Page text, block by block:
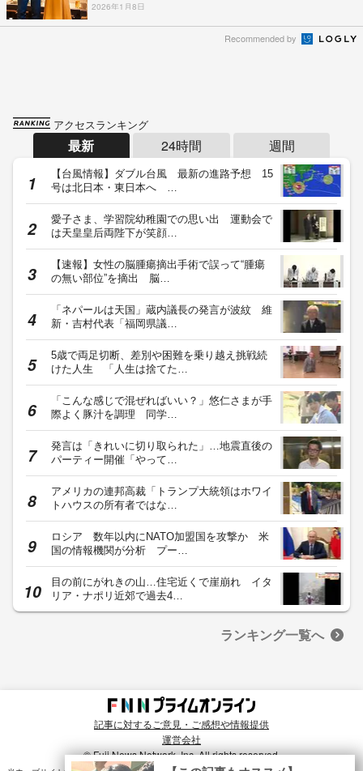
2026年1月8日
Recommended by
アクセスランキング
最新 24時間 週間
【台風情報】ダブル台風 最新の進路予想 15
号は北日本・東日本へ …
愛子さま、学習院幼稚園での思い出 運動会で
は天皇皇后両陛下が笑顔…
【速報】女性の脳腫瘍摘出手術で誤って“腫瘍
の無い部位”を摘出 脳…
「ネパールは天国」蔵内議長の発言が波紋 維
新・吉村代表「福岡県議…
5歳で両足切断、差別や困難を乗り越え挑戦続
けた人生 「人生は捨てた…
「こんな感じで混ぜればいい？」悠仁さまが手
際よく豚汁を調理 同学…
発言は「きれいに切り取られた」…地震直後の
パーティー開催「やって…
アメリカの連邦高裁「トランプ大統領はホワイ
トハウスの所有者ではな…
ロシア 数年以内にNATO加盟国を攻撃か 米
国の情報機関が分析 プー…
目の前にがれきの山…住宅近くで崖崩れ イタ
リア・ナポリ近郊で過去4…
ランキング一覧へ
記事に対するご意見・ご感想や情報提供
運営会社
© Fuji News Network, Inc. All rights reserved.